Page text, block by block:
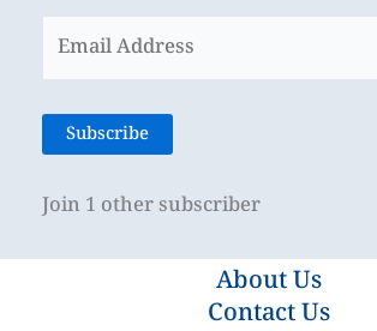
Address
Subscribe
Join 1 other subscriber
About Us
Contact Us